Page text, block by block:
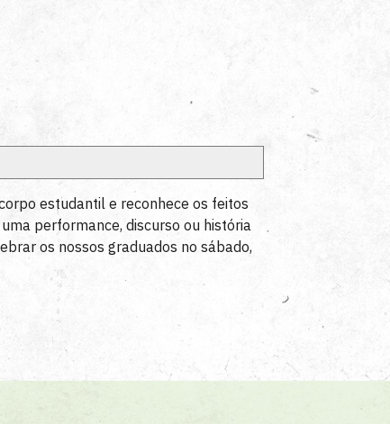
estudantil e reconhece os feitos
performance, discurso ou história
os nossos graduados no sábado,